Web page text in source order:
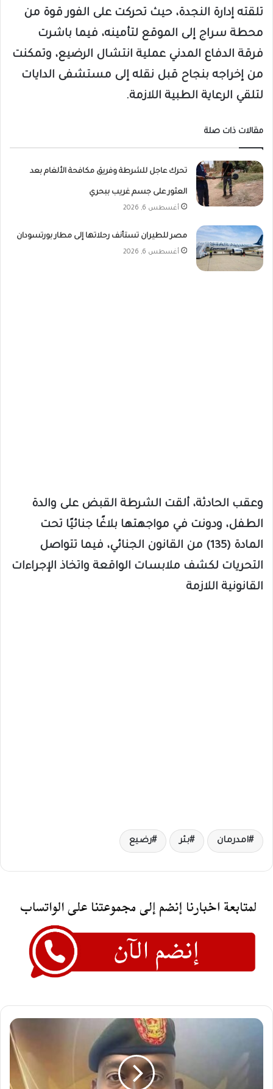
تلقته إدارة النجدة، حيث تحركت على الفور قوة من
محطة سراج إلى الموقع لتأمينه، فيما باشرت
فرقة الدفاع المدني عملية انتشال الرضيع، وتمكنت
من إخراجه بنجاح قبل نقله إلى مستشفى الدايات
لتلقي الرعاية الطبية اللازمة.
مقالات ذات صلة
تحرك عاجل للشرطة وفريق مكافحة الألغام بعد
العثور على جسم غريب ببحري
أغسطس 6, 2026
مصر للطيران تستأنف رحلاتها إلى مطار بورتسودان
أغسطس 6, 2026
وعقب الحادثة، ألقت الشرطة القبض على والدة
الطفل، ودونت في مواجهتها بلاغًا جنائيًا تحت
المادة (135) من القانون الجنائي، فيما تتواصل
التحريات لكشف ملابسات الواقعة واتخاذ الإجراءات
القانونية اللازمة
امدرمان بئر رضيع
الجيش
السريع